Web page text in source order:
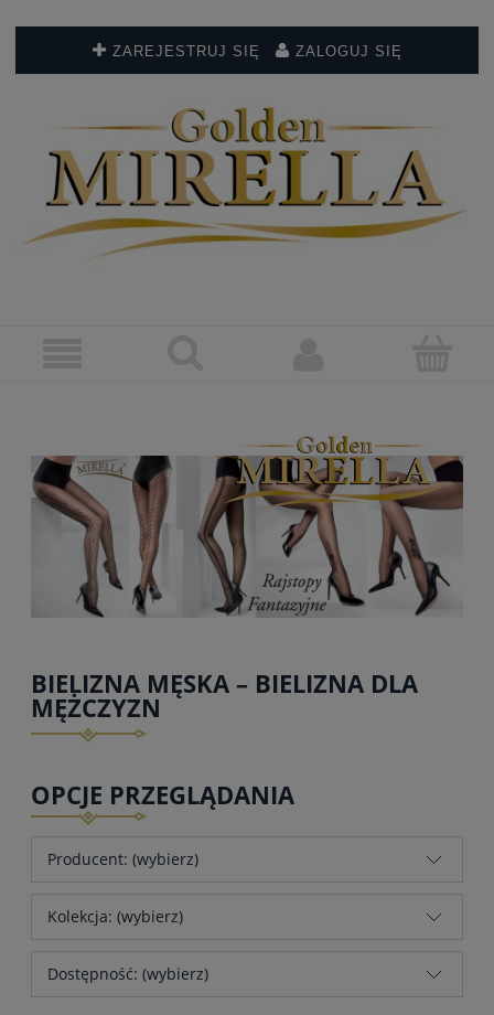
ZAREJESTRUJ SIĘ ZALOGUJ SIĘ
BIELIZNA MĘSKA – BIELIZNA DLA
MĘŻCZYZN
OPCJE PRZEGLĄDANIA
Producent: (wybierz)
Kolekcja: (wybierz)
Dostępność: (wybierz)